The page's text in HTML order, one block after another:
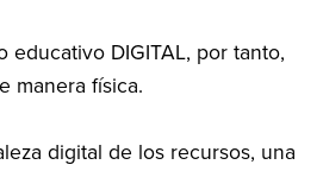
DIGITAL, por tanto,
manera física.
digital de los recursos, una